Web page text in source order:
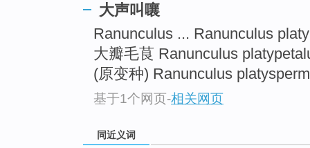
大声叫嚷
Ranunculus ... Ranunculus
大瓣毛茛 Ranunculus
(原变种) Ranunculus
基于1个网页-相关网页
同近义词